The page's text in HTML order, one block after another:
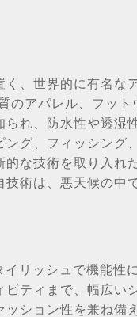
、世界的に有名な
アパレル、フッ
れ、防水性や透湿
グ、フィッシング
な技術を取り入れ
術は、悪天候の中
リッシュで機能性
ティまで、幅広い
ション性を兼ね備